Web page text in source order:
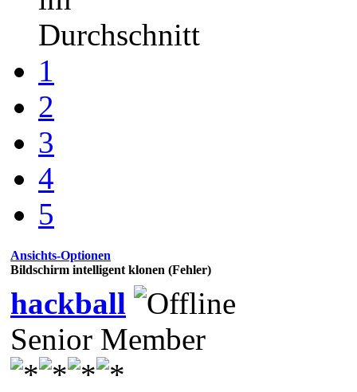
Durchschnitt
1
2
3
4
5
Ansichts-Optionen
Bildschirm intelligent klonen (Fehler)
hackball
Senior Member